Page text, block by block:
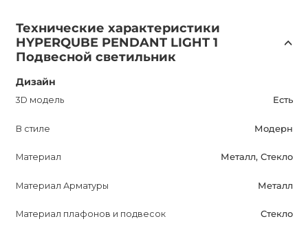
диммируемыми лампами, чтобы создать атмосферу,
которая вам нравится.
HYPERQUBE PENDANT LIGHT 1 имеет защиту от влаги
IP20, что делает его подходящим для установки внутри
добавят шарма и уюту в вашу комнату.
улучшить вашу жизнь, создавая приятную атмосферу в
вашего интерьера. С его помощью вы сможете создать
Технические характеристики
HYPERQUBE PENDANT LIGHT 1
Подвесной светильник
Дизайн
3D модель Есть
В стиле Модерн
Материал Металл, Стекло
Материал Арматуры Металл
Материал плафонов и подвесок Стекло